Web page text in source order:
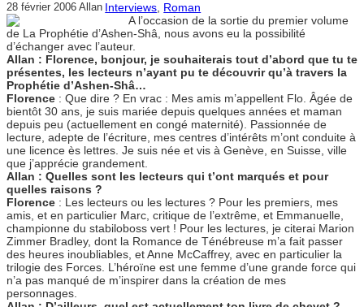
28 février 2006 Allan Interviews, Roman
A l’occasion de la sortie du premier volume
de La Prophétie d’Ashen-Shâ, nous avons eu la possibilité
d’échanger avec l’auteur.
Allan : Florence, bonjour, je souhaiterais tout d’abord que tu te
présentes, les lecteurs n’ayant pu te découvrir qu’à travers la
Prophétie d’Ashen-Shâ…
Florence : Que dire ? En vrac : Mes amis m’appellent Flo. Âgée de
bientôt 30 ans, je suis mariée depuis quelques années et maman
depuis peu (actuellement en congé maternité). Passionnée de
lecture, adepte de l’écriture, mes centres d’intérêts m’ont conduite à
une licence ès lettres. Je suis née et vis à Genève, en Suisse, ville
que j’apprécie grandement.
Allan : Quelles sont les lecteurs qui t’ont marqués et pour
quelles raisons ?
Florence : Les lecteurs ou les lectures ? Pour les premiers, mes
amis, et en particulier Marc, critique de l’extrême, et Emmanuelle,
championne du stabiloboss vert ! Pour les lectures, je citerai Marion
Zimmer Bradley, dont la Romance de Ténébreuse m’a fait passer
des heures inoubliables, et Anne McCaffrey, avec en particulier la
trilogie des Forces. L’héroïne est une femme d’une grande force qui
n’a pas manqué de m’inspirer dans la création de mes
personnages.